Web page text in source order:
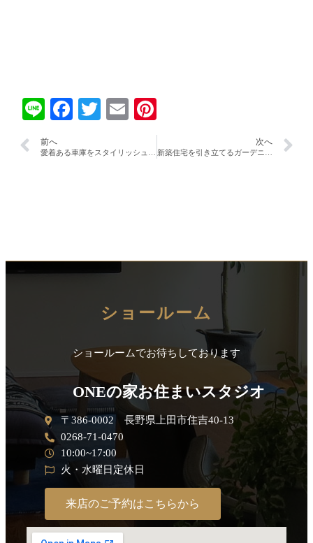
LineFacebook
TwitterEmail
前へ 次へ
ショールーム
ショールームでお待ちしております
ONEの家お住まいスタジオ
〒386-0002 長野県上田市住吉40-13
0268-71-0470
10:00~17:00
火・水曜日定休日
来店のご予約はこちらから